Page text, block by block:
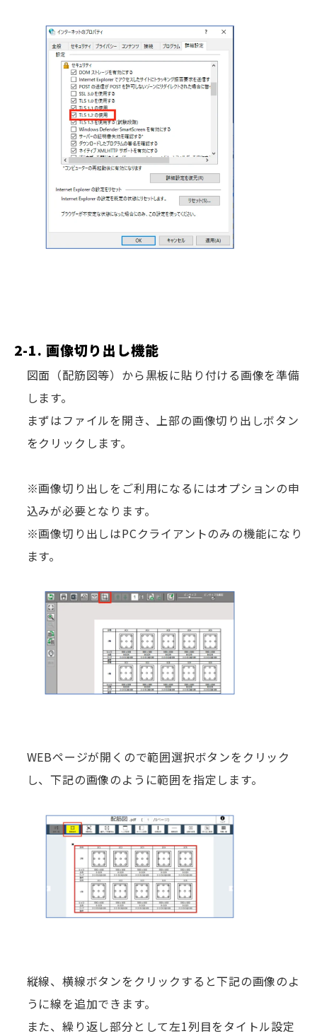
2-1. 画像切り出し機能
図面（配筋図等）から黒板に貼り付ける画像を準備
します。
まずはファイルを開き、上部の画像切り出しボタン
をクリックします。
※画像切り出しをご利用になるにはオプションの申
込みが必要となります。
※画像切り出しはPCクライアントのみの機能になり
ます。
WEBページが開くので範囲選択ボタンをクリック
し、下記の画像のように範囲を指定します。
縦線、横線ボタンをクリックすると下記の画像のよ
うに線を追加できます。
また、繰り返し部分として左1列目をタイトル設定